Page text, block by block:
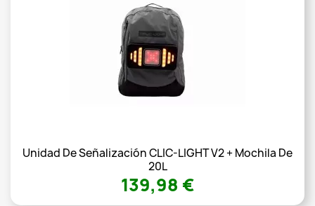
Unidad De Señalización CLIC-LIGHT V2 + Mochila De
20L
139,98 €